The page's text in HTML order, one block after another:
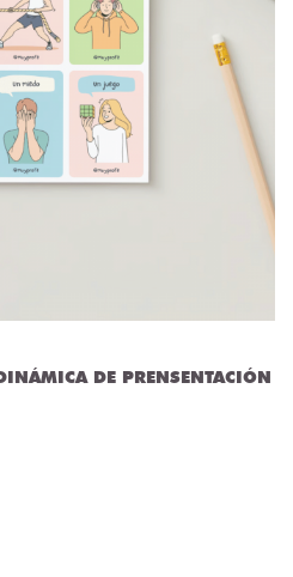
DE PRENSENTACIÓN